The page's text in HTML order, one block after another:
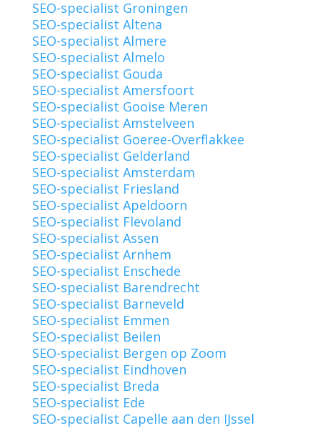
SEO-specialist Groningen
SEO-specialist Altena
SEO-specialist Almere
SEO-specialist Almelo
SEO-specialist Gouda
SEO-specialist Amersfoort
SEO-specialist Gooise Meren
SEO-specialist Amstelveen
SEO-specialist Goeree-Overflakkee
SEO-specialist Gelderland
SEO-specialist Amsterdam
SEO-specialist Friesland
SEO-specialist Apeldoorn
SEO-specialist Flevoland
SEO-specialist Assen
SEO-specialist Arnhem
SEO-specialist Enschede
SEO-specialist Barendrecht
SEO-specialist Barneveld
SEO-specialist Emmen
SEO-specialist Beilen
SEO-specialist Bergen op Zoom
SEO-specialist Eindhoven
SEO-specialist Breda
SEO-specialist Ede
SEO-specialist Capelle aan den IJssel